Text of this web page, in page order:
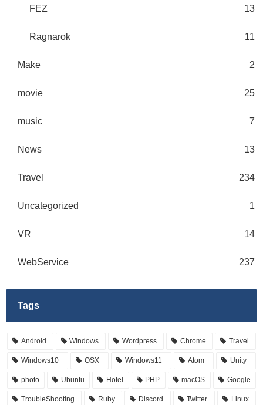
FEZ 13
Ragnarok 11
Make 2
movie 25
music 7
News 13
Travel 234
Uncategorized 1
VR 14
WebService 237
Tags
Android Windows Wordpress Chrome Travel
Windows10 OSX Windows11 Atom Unity
photo Ubuntu Hotel PHP macOS Google
TroubleShooting Ruby Discord Twitter Linux